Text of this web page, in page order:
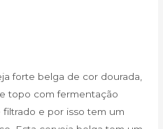
forte belga de cor dourada,
topo com fermentação
filtrado e por isso tem um